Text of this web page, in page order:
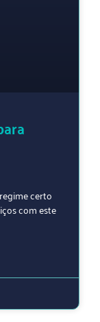
certo
com este